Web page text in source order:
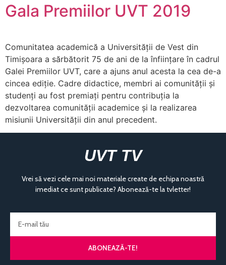
Gala Premiilor UVT 2019
Comunitatea academică a Universităţii de Vest din
Timişoara a sărbătorit 75 de ani de la înființare în cadrul
Galei Premiilor UVT, care a ajuns anul acesta la cea de-a
cincea ediție. Cadre didactice, membri ai comunităţii şi
studenţi au fost premiaţi pentru contribuţia la
dezvoltarea comunităţii academice şi la realizarea
misiunii Universităţii din anul precedent.
UVT TV
Vrei să vezi cele mai noi materiale create de echipa noastră
imediat ce sunt publicate? Abonează-te la tvletter!
ABONEAZĂ-TE!